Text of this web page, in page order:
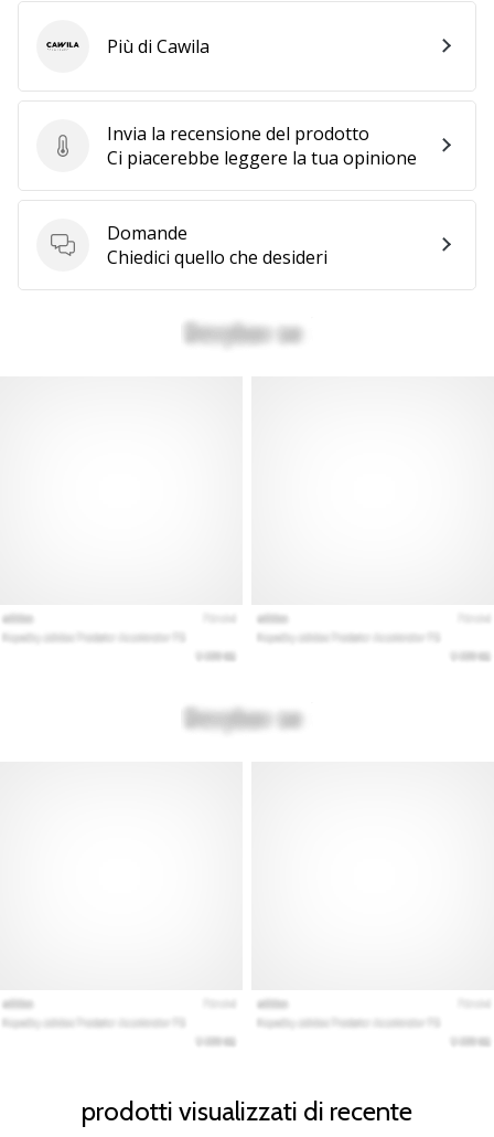
Invia la recensione del prodotto
Invia la recensione del prodotto
Ci piacerebbe leggere la tua opinione
Domande
Domande
Chiedici quello che desideri
CawilaPiù di Cawila
prodotti visualizzati di recente